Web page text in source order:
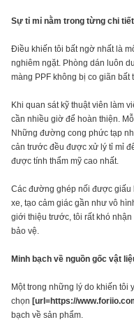
Sự tỉ mỉ nằm trong từng chi
Điều khiến tôi bất ngờ nhất là
nghiêm ngặt. Phòng dán luôn
màng PPF không bị co giãn
Khi quan sát kỹ thuật viên làm
cần nhiều giờ để hoàn thiện.
Những đường cong phức tạp
cản trước đều được xử lý tỉ mỉ
được tính thẩm mỹ cao nhất.
Các đường ghép nối được
xe, tạo cảm giác gần như vô
giới thiệu trước, tôi rất khó
bảo vệ.
Minh bạch về nguồn gốc vật
Một trong những lý do khiến tôi
chọn [url=https://
bạch về sản phẩm.